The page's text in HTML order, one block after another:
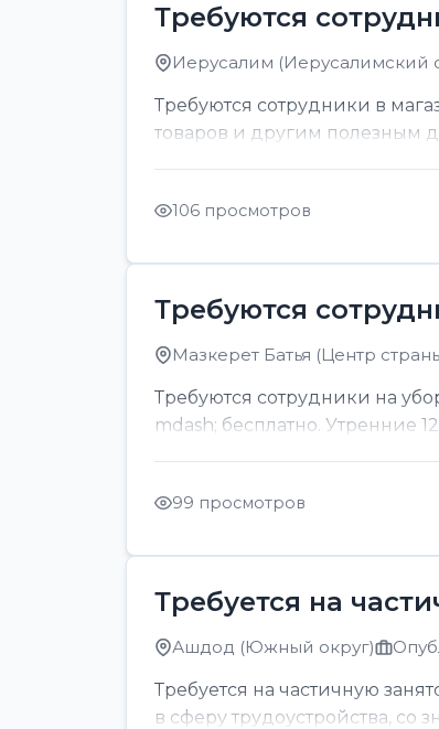
Требуются
Иерусалим (Иерусалимский
Требуются сотрудники в
товаров и другим полезным
106 просмотров
Требуются
Мазкерет Батья (Центр
Требуются сотрудники на
mdash; бесплатно. Утренние
99 просмотров
Требуется на
Ашдод (Южный округ)
Требуется на частичную
в сферу трудоустройства, со